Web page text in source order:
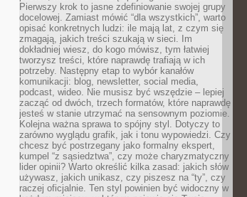
Pierwszy krok to jasne zdefiniowanie swojej grupy
docelowej. Zamiast mówić “dla wszystkich”, warto
opisać konkretnych ludzi: ile mają lat, z czym się
zmagają, jakich treści szukają w sieci. Im
dokładniej wiesz, do kogo mówisz, tym łatwiej
tworzysz treści, które naprawdę trafiają w ich
potrzeby. Następny etap to wybór kanałów
komunikacji: blog, newsletter, social media,
podcast, wideo. Nie musisz być wszędzie – lepiej
zacząć od dwóch, trzech formatów, które naprawdę
jesteś w stanie utrzymać na sensownym poziomie.
Kolejna ważna sprawa to spójny styl. Dotyczy to
zarówno wyglądu grafik, jak i tonu wypowiedzi. Czy
chcesz być postrzegany jako formalny ekspert,
kumpel “z sąsiedztwa”, czy może charyzmatyczny
lider opinii? Warto określić kilka zasad: jakich słów
używasz, jakich unikasz, czy piszesz na “ty”, czy
raczej oficjalnie. Ten styl powinien być widoczny w